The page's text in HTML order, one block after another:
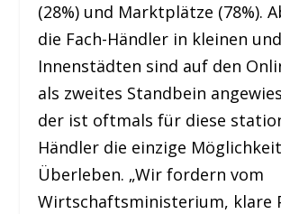
(28%) und Marktplätze (78%).
die Fach-Händler in kleinen
Innenstädten sind auf den
als zweites Standbein
der ist oftmals für diese
Händler die einzige
Überleben. „Wir fordern vom
Wirtschaftsministerium, klare